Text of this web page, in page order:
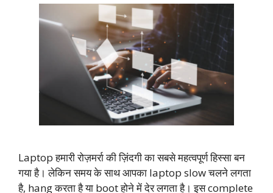
Laptop हमारी रोज़मर्रा की ज़िंदगी का सबसे महत्वपूर्ण हिस्सा बन
गया है। लेकिन समय के साथ आपका laptop slow चलने लगता
है, hang करता है या boot होने में देर लगता है। इस complete